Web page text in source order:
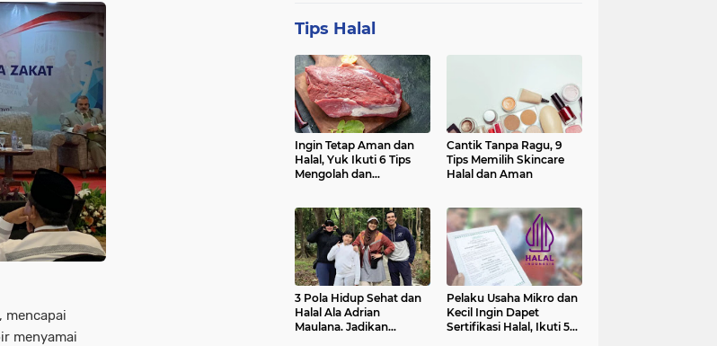
mencapai
menyamai
Tips Halal
Ingin Tetap Aman dan
Halal, Yuk Ikuti 6 Tips
Mengolah dan
Cantik Tanpa Ragu, 9
Tips Memilih Skincare
Halal dan Aman
3 Pola Hidup Sehat dan
Halal Ala Adrian
Maulana. Jadikan
Pelaku Usaha Mikro dan
Kecil Ingin Dapet
Sertifikasi Halal, Ikuti 5